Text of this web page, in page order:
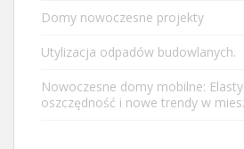
Domy nowoczesne projekty
Utylizacja odpadów budowlanych.
Nowoczesne domy mobilne:
oszczędność i nowe trendy w